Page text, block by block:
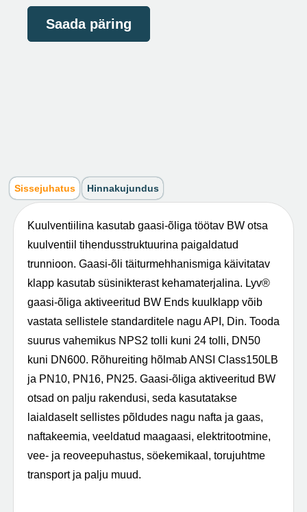
Saada päring
Sissejuhatus Hinnakujundus
Kuulventiilina kasutab gaasi-õliga töötav BW otsa
kuulventiil tihendusstruktuurina paigaldatud
trunnioon. Gaasi-õli täiturmehhanismiga käivitatav
klapp kasutab süsinikterast kehamaterjalina. Lyv®️
gaasi-õliga aktiveeritud BW Ends kuulklapp võib
vastata sellistele standarditele nagu API, Din. Tooda
suurus vahemikus NPS2 tolli kuni 24 tolli, DN50
kuni DN600. Rõhureiting hõlmab ANSI Class150LB
ja PN10, PN16, PN25. Gaasi-õliga aktiveeritud BW
otsad on palju rakendusi, seda kasutatakse
laialdaselt sellistes põldudes nagu nafta ja gaas,
naftakeemia, veeldatud maagaasi, elektritootmine,
vee- ja reoveepuhastus, söekemikaal, torujuhtme
transport ja palju muud.